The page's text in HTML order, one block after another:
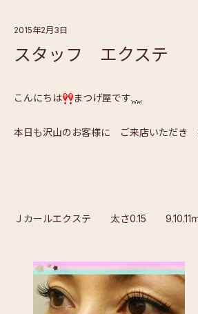
2015年2月3日
スタッフ エクステ
こんにちは まつげ屋です
本日も沢山のお客様に ご来店いただき
Ｊカールエクステ 太さ0.15